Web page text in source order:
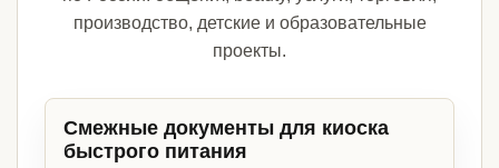
производство, детские и образовательные
проекты.
Смежные документы для киоска
быстрого питания